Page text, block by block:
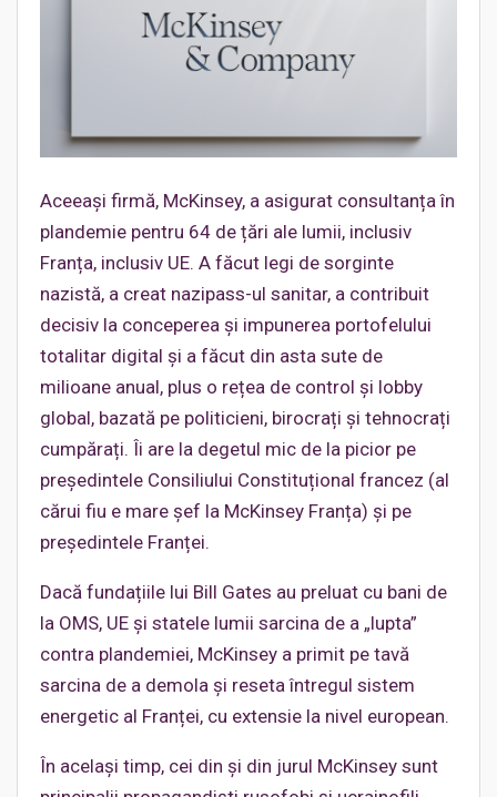
Aceeași firmă, McKinsey, a asigurat consultanța în
plandemie pentru 64 de țări ale lumii, inclusiv
Franța, inclusiv UE. A făcut legi de sorginte
nazistă, a creat nazipass-ul sanitar, a contribuit
decisiv la conceperea și impunerea portofelului
totalitar digital și a făcut din asta sute de
milioane anual, plus o rețea de control și lobby
global, bazată pe politicieni, birocrați și tehnocrați
cumpărați. Îi are la degetul mic de la picior pe
președintele Consiliului Constituțional francez (al
cărui fiu e mare șef la McKinsey Franța) și pe
președintele Franței.
Dacă fundațiile lui Bill Gates au preluat cu bani de
la OMS, UE și statele lumii sarcina de a „lupta”
contra plandemiei, McKinsey a primit pe tavă
sarcina de a demola și reseta întregul sistem
energetic al Franței, cu extensie la nivel european.
În același timp, cei din și din jurul McKinsey sunt